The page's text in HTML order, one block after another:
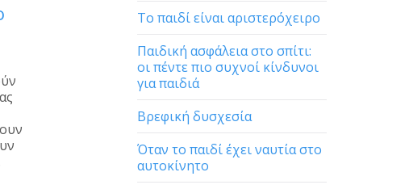
Το παιδί είναι αριστερόχειρο
Παιδική ασφάλεια στο σπίτι:
οι πέντε πιο συχνοί κίνδυνοι
για παιδιά
Βρεφική δυσχεσία
Όταν το παιδί έχει ναυτία στο
αυτοκίνητο